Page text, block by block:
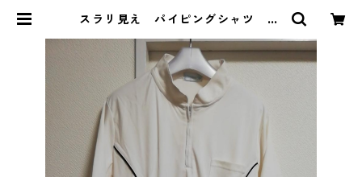
スラリ見え パイピングシャツ LL
| DOLUCK PRODUCE